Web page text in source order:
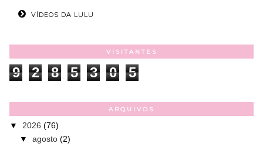
VÍDEOS DA LULU
VISITANTES
9 2 8 5 3 0 5
ARQUIVOS
▼ 2026 (76)
▼ agosto (2)